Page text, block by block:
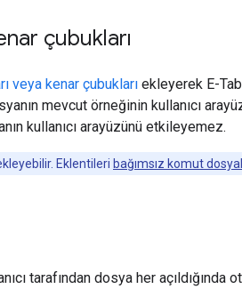
çubukları
veya kenar çubukları ekleyerek E-
mevcut örneğinin kullanıcı
kullanıcı arayüzünü etkileyemez.
Eklentileri bağımsız komut
tarafından dosya her açıldığında